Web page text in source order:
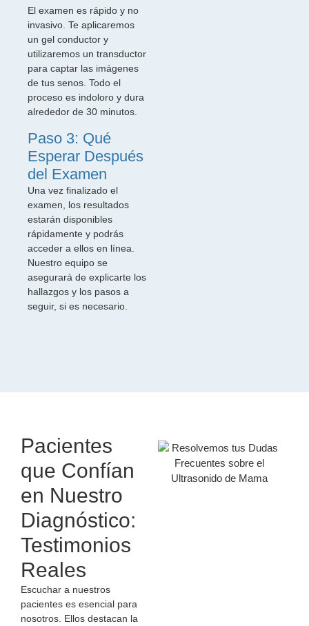
El examen es rápido y no
invasivo. Te aplicaremos
un gel conductor y
utilizaremos un transductor
para captar las imágenes
de tus senos. Todo el
proceso es indoloro y dura
alrededor de 30 minutos.
Paso 3: Qué
Esperar Después
del Examen
Una vez finalizado el
examen, los resultados
estarán disponibles
rápidamente y podrás
acceder a ellos en línea.
Nuestro equipo se
asegurará de explicarte los
hallazgos y los pasos a
seguir, si es necesario.
Pacientes
que Confían
en Nuestro
Diagnóstico:
Testimonios
Reales
Escuchar a nuestros
pacientes es esencial para
nosotros. Ellos destacan la